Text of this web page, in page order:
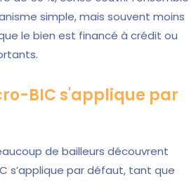
simple, mais souvent moins
le bien est financé à crédit ou
BIC s'applique par
de bailleurs découvrent
s’applique par défaut, tant que